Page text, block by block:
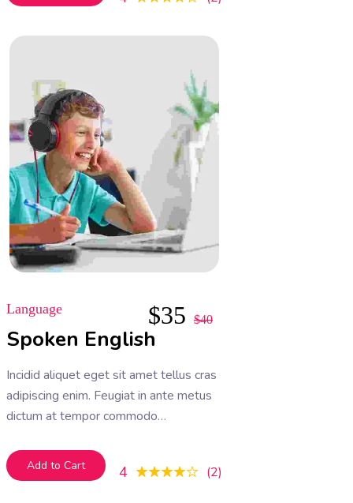
Dolor sit amet consectetur adipiscing
convallis
Language
4 2
Spoken English
Incidid aliquet eget sit amet tellus cras
adipiscing enim. Feugiat in ante metus
dictum at tempor commodo
facilisi etiam dignissim. Vestibulum
mattis ullamcorper velit sed
$35 $40
Add to Cart